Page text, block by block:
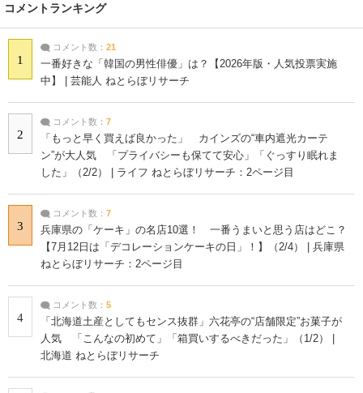
コメントランキング
1
コメント数： 21
一番好きな「韓国の男性俳優」は？【2026年版・人気投票実施
中】 | 芸能人 ねとらぼリサーチ
2
コメント数： 7
「もっと早く買えば良かった」 カインズの“車内遮光カーテ
ン”が大人気 「プライバシーも保てて安心」「ぐっすり眠れま
した」（2/2） | ライフ ねとらぼリサーチ：2ページ目
3
コメント数： 7
兵庫県の「ケーキ」の名店10選！ 一番うまいと思う店はどこ？
【7月12日は「デコレーションケーキの日」！】（2/4） | 兵庫県
ねとらぼリサーチ：2ページ目
4
コメント数： 5
「北海道土産としてもセンス抜群」六花亭の“店舗限定”お菓子が
人気 「こんなの初めて」「箱買いするべきだった」（1/2） |
北海道 ねとらぼリサーチ